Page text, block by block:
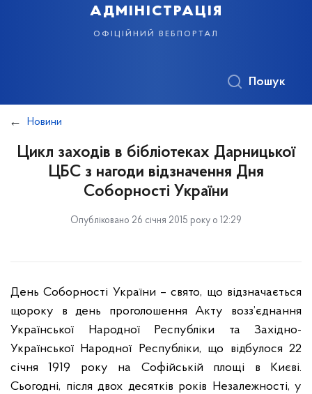
адміністрація
офіційний вебпортал
Пошук
Новини
Цикл заходів в бібліотеках Дарницької
ЦБС з нагоди відзначення Дня
Соборності України
Опубліковано 26 січня 2015 року о 12:29
День Соборності України – свято, що відзначається
щороку в день проголошення Акту возз’єднання
Української Народної Республіки та Західно-
Української Народної Республіки, що відбулося 22
січня 1919 року на Софійській площі в Києві.
Сьогодні, після двох десятків років Незалежності, у